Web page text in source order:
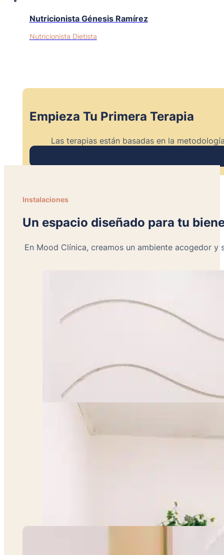
Nutricionista Génesis Ramírez
Nutricionista Dietista
Empieza Tu Primera Terapia
Las terapias están basadas en la
Instalaciones
Un espacio diseñado para tu
En Mood Clínica, creamos un ambiente acogedor